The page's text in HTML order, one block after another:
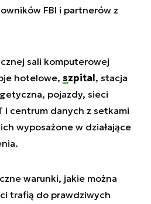
FBI i partnerów z
sali komputerowej
hotelowe, szpital, stacja
pojazdy, sieci
i centrum danych z setkami
wyposażone w działające
warunki, jakie można
trafią do prawdziwych